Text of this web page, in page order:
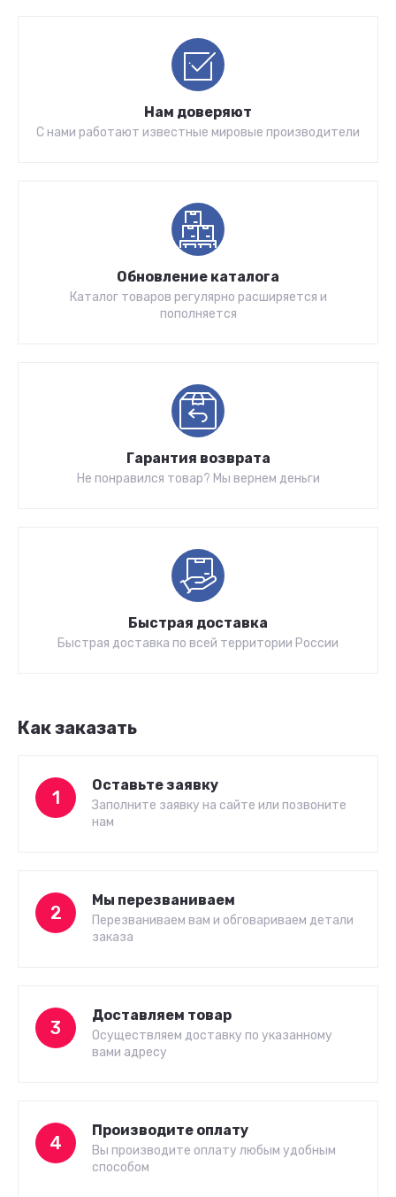
Нам доверяют
С нами работают известные мировые производители
Обновление каталога
Каталог товаров регулярно расширяется и
пополняется
Гарантия возврата
Не понравился товар? Мы вернем деньги
Быстрая доставка
Быстрая доставка по всей территории России
Как заказать
1
Оставьте заявку
Заполните заявку на сайте или позвоните
нам
2
Мы перезваниваем
Перезваниваем вам и обговариваем детали
заказа
3
Доставляем товар
Осуществляем доставку по указанному
вами адресу
4
Производите оплату
Вы производите оплату любым удобным
способом